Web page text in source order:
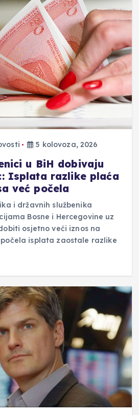
5 kolovoza, 2026
u BiH dobivaju
Isplata razlike plaća
već počela
i državnih službenika
Bosne i Hercegovine uz
osjetno veći iznos na
isplata zaostale razlike